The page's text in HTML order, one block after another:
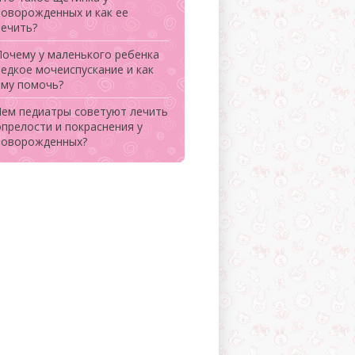
и как ее
у маленького ребенка
мочеиспускание и как
помочь?
педиатры советуют лечить
и покраснения у